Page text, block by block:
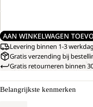
AAN WINKELWAGEN
Levering binnen 1-3
Gratis verzending bij
Gratis retourneren binnen
Belangrijkste kenmerken